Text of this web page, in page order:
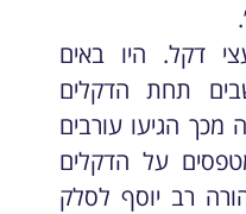
דקל. היו באים
תחת הדקלים
הגיעו עורבים
על הדקלים
רב יוסף לסלק